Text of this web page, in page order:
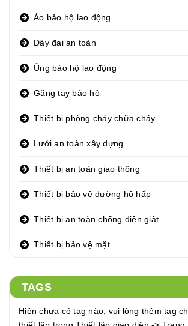
Áo bảo hộ lao động
Dây đai an toàn
Ủng bảo hộ lao động
Găng tay bảo hộ
Thiết bị phòng cháy chữa cháy
Lưới an toàn xây dựng
Thiết bị an toàn giao thông
Thiết bị bảo vệ đường hô hấp
Thiết bị an toàn chống điện giật
Thiết bị bảo vệ mặt
TAGS
Hiện chưa có tag nào, vui lòng thêm tag